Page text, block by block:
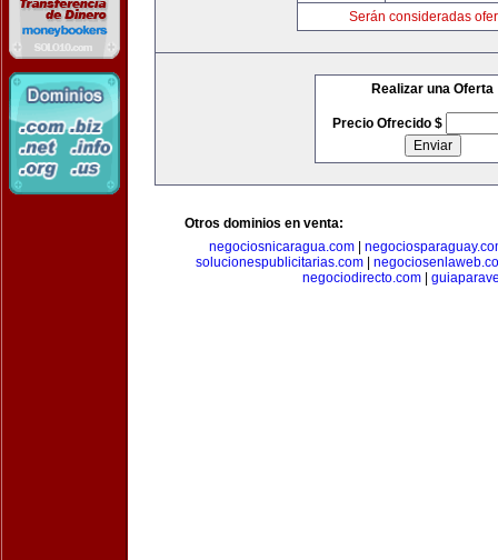
Serán consideradas
Realizar una Oferta
Precio Ofrecido $
Otros dominios en venta:
negociosnicaragua.com
solucionespublicitarias.com
negociodirecto.com